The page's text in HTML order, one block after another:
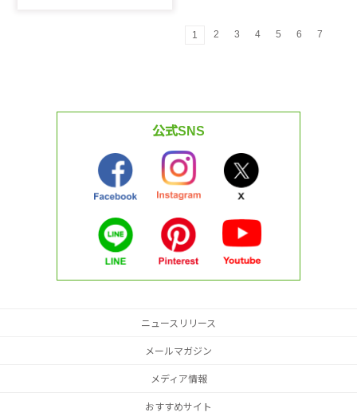
1 2 3 4 5 6 7
公式SNS
ニュースリリース
メールマガジン
メディア情報
おすすめサイト